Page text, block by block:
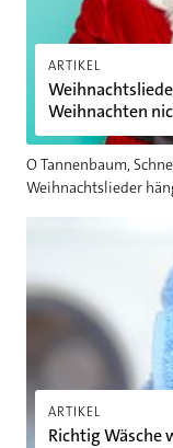
ARTIKEL
Weihnachten
O Tannenbaum,
Weihnachtslieder
ARTIKEL
Richtig Wäsche
Richtig Wäsche